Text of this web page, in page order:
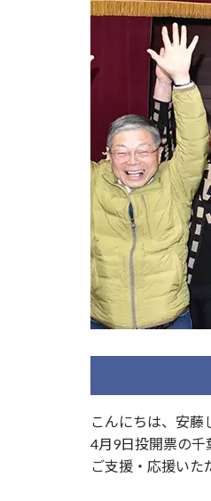
こんにちは、安藤
4月9日投開票の千
ご支援・応援いた